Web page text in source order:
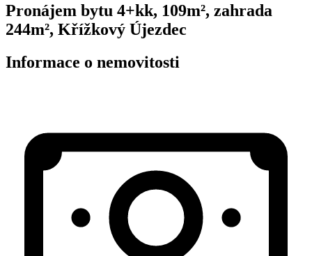
Pronájem bytu 4+kk, 109m², zahrada
244m², Křížkový Újezdec
Informace o nemovitosti